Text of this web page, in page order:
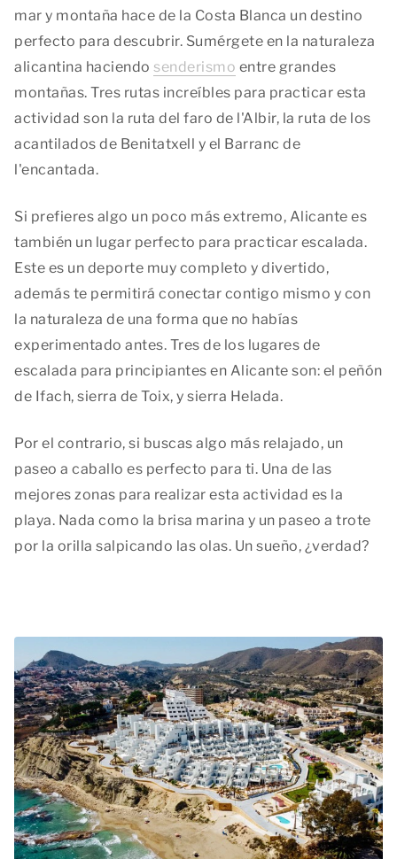
mar y montaña hace de la Costa Blanca un destino
perfecto para descubrir. Sumérgete en la naturaleza
alicantina haciendo senderismo entre grandes
montañas. Tres rutas increíbles para practicar esta
actividad son la ruta del faro de l'Albir, la ruta de los
acantilados de Benitatxell y el Barranc de
l'encantada.
Si prefieres algo un poco más extremo, Alicante es
también un lugar perfecto para practicar escalada.
Este es un deporte muy completo y divertido,
además te permitirá conectar contigo mismo y con
la naturaleza de una forma que no habías
experimentado antes. Tres de los lugares de
escalada para principiantes en Alicante son: el peñón
de Ifach, sierra de Toix, y sierra Helada.
Por el contrario, si buscas algo más relajado, un
paseo a caballo es perfecto para ti. Una de las
mejores zonas para realizar esta actividad es la
playa. Nada como la brisa marina y un paseo a trote
por la orilla salpicando las olas. Un sueño, ¿verdad?